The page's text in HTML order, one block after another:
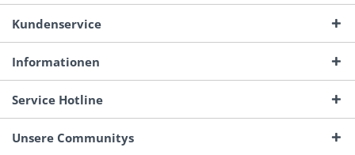
Kundenservice
Informationen
Service Hotline
Unsere Communitys